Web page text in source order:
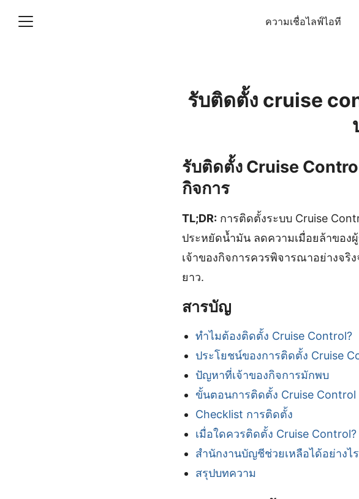
ความเชื่อไลฟ์ไอที
รับติดตั้ง cruise
รับติดตั้ง Cruise
กิจการ
TL;DR: การติดตั้งระบบ Cruise
ประหยัดน้ำมัน ลดความเมื่อยล้าของ
เจ้าของกิจการควรพิจารณาอย่างจริ
ยาว.
สารบัญ
ทำไมต้องติดตั้ง Cruise Control?
ประโยชน์ของการติดตั้ง Cruise
ปัญหาที่เจ้าของกิจการมักพบ
ขั้นตอนการติดตั้ง Cruise Control
Checklist การติดตั้ง
เมื่อใดควรติดตั้ง Cruise Control?
สำนักงานบัญชีช่วยเหลือได้อย่างไ
สรุปบทความ